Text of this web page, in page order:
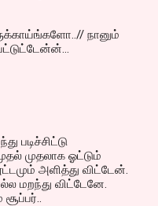
நானும்
படிச்சிட்டு
முதலாக ஓட்டும்
அளித்து விட்டேன்.
மறந்து விட்டேனே.